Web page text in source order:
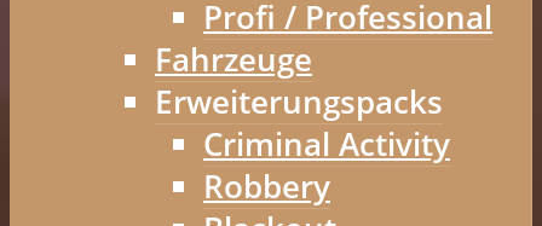
Profi / Professional
Fahrzeuge
Erweiterungspacks
Criminal Activity
Robbery